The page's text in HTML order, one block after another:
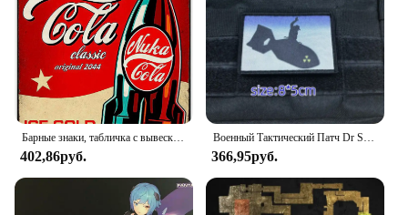
402,86руб. 366,95руб.